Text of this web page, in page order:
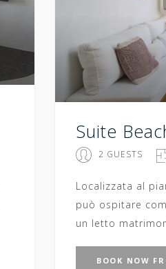
Suite
2 GUESTS
Localizzata al
può ospitare
un letto
BOOK NOW